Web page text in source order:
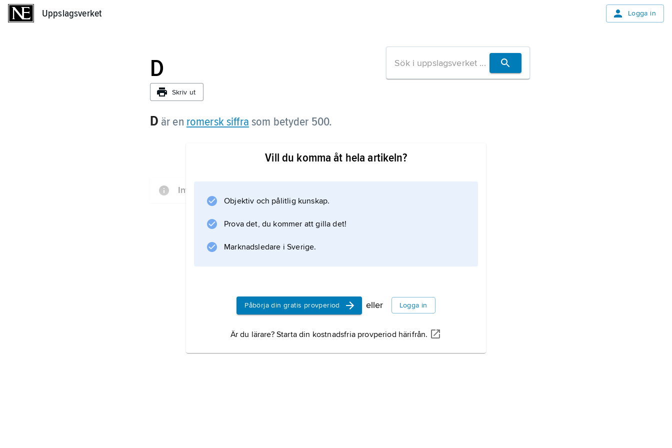
Uppslagsverket Logga in
D
Skriv ut
D är en romersk siffra som betyder 500.
Information om artikeln
Vill du komma åt hela artikeln?
Objektiv och pålitlig kunskap.
Prova det, du kommer att gilla det!
Marknadsledare i Sverige.
Påbörja din gratis provperiod eller Logga in
Är du lärare? Starta din kostnadsfria provperiod härifrån.